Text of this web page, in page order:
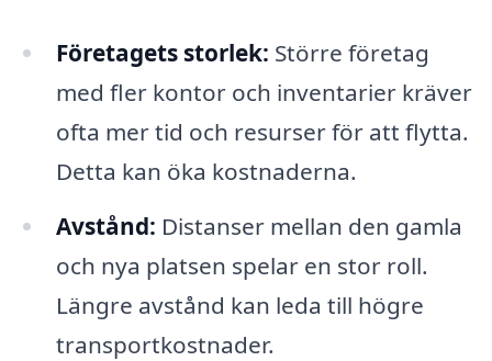
Företagets storlek: Större företag
med fler kontor och inventarier kräver
ofta mer tid och resurser för att flytta.
Detta kan öka kostnaderna.
Avstånd: Distanser mellan den gamla
och nya platsen spelar en stor roll.
Längre avstånd kan leda till högre
transportkostnader.